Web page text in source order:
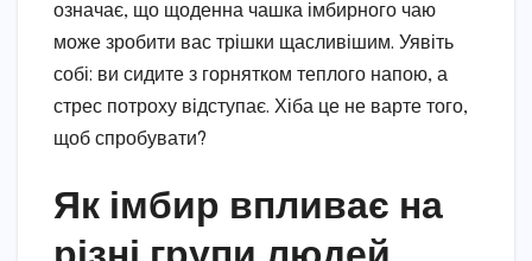
означає, що щоденна чашка імбирного чаю
може зробити вас трішки щасливішим. Уявіть
собі: ви сидите з горнятком теплого напою, а
стрес потроху відступає. Хіба це не варте того,
щоб спробувати?
Як імбир впливає на
різні групи людей